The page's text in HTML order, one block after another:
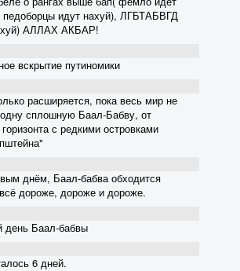
педоборцы идут нахуй), ЛГБТАБВГД
АЛЛАХ АКБАР!
вскрытие пyтиномики
расширяется, пока весь мир не
одну сплошную Баал-Бабву, от
с редкими островками
днём, Баал-бабва обходится
дороже, дороже и дороже.
день Баал-бабвы
6 дней.